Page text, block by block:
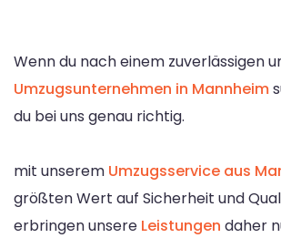
Wenn du nach einem zuverlässigen
Umzugsunternehmen in Mannheim
du bei uns genau richtig.
mit unserem Umzugsservice aus
größten Wert auf Sicherheit und
erbringen unsere Leistungen daher